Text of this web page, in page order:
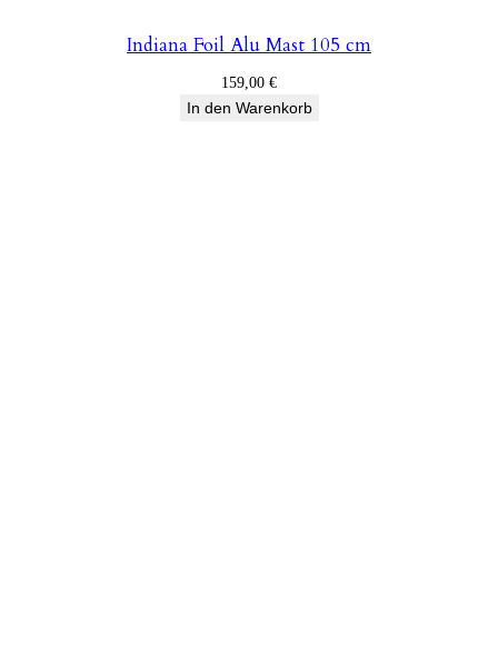
Indiana Foil Alu Mast 105 cm
159,00 €
In den Warenkorb